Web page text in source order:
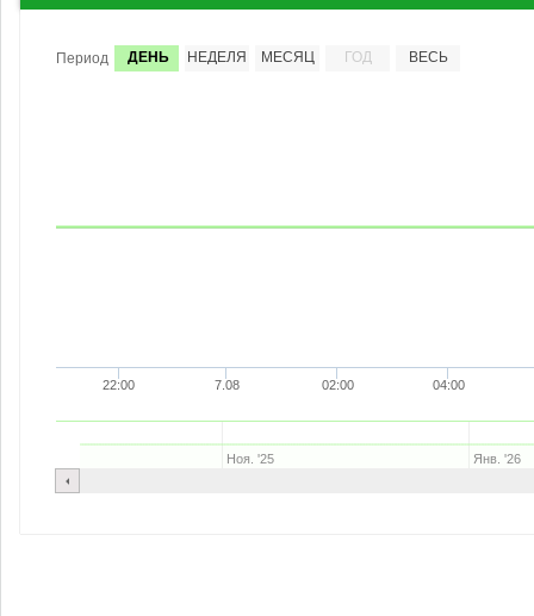
Период ДЕНЬ НЕДЕЛЯ МЕСЯЦ ГОД ВЕСЬ
22:00 7.08 02:00 04:00
Ноя. '25 Янв. '26